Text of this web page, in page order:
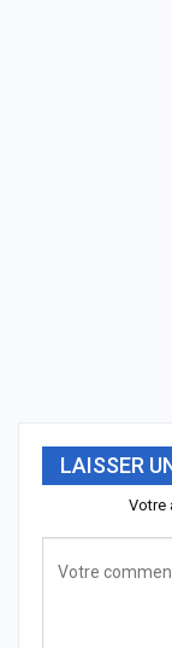
LAISSER
Votre